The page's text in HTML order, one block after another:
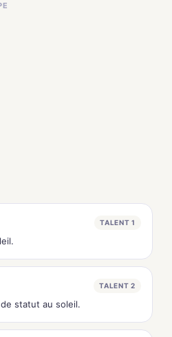
TALENT 1
TALENT 2
statut au soleil.